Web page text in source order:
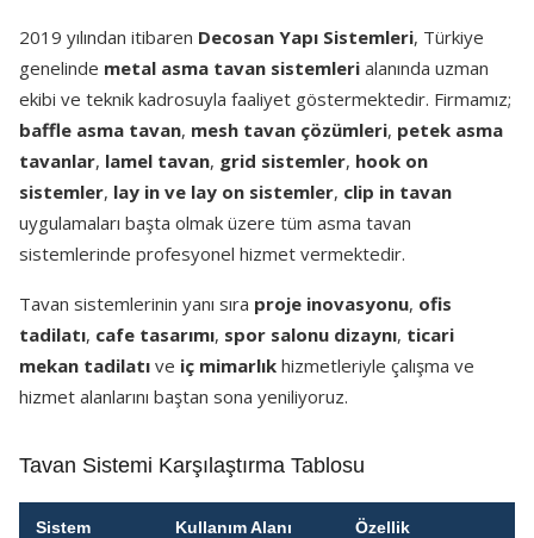
2019 yılından itibaren Decosan Yapı Sistemleri, Türkiye
genelinde metal asma tavan sistemleri alanında uzman
ekibi ve teknik kadrosuyla faaliyet göstermektedir. Firmamız;
baffle asma tavan, mesh tavan çözümleri, petek asma
tavanlar, lamel tavan, grid sistemler, hook on
sistemler, lay in ve lay on sistemler, clip in tavan
uygulamaları başta olmak üzere tüm asma tavan
sistemlerinde profesyonel hizmet vermektedir.
Tavan sistemlerinin yanı sıra proje inovasyonu, ofis
tadilatı, cafe tasarımı, spor salonu dizaynı, ticari
mekan tadilatı ve iç mimarlık hizmetleriyle çalışma ve
hizmet alanlarını baştan sona yeniliyoruz.
Tavan Sistemi Karşılaştırma Tablosu
Sistem Kullanım Alanı Özellik